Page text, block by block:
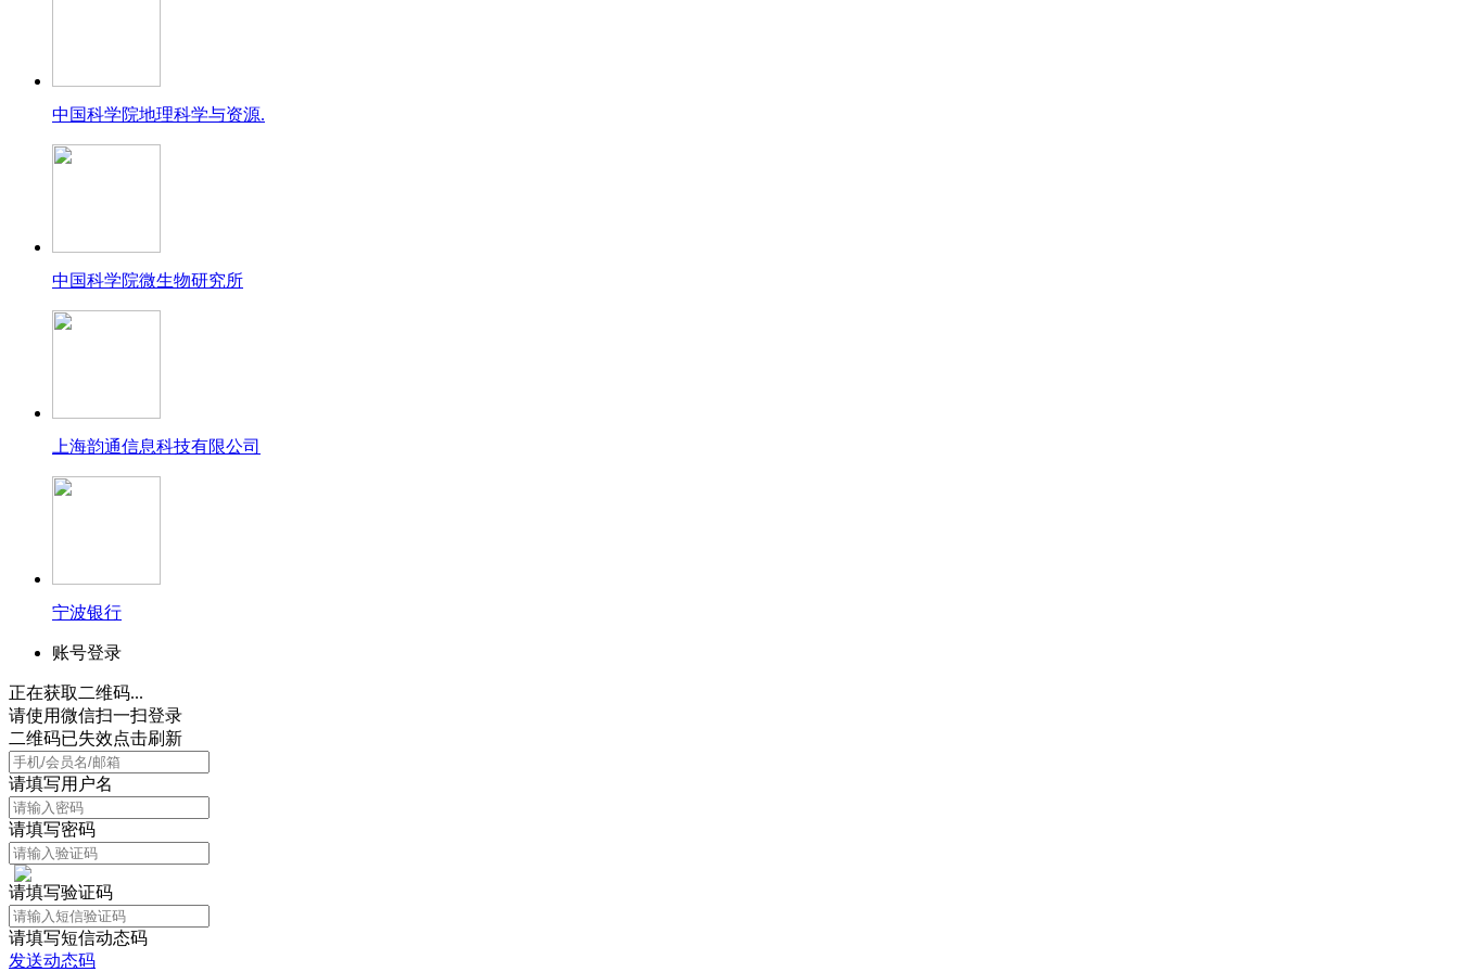
中国科学院地理科学与资源.
中国科学院微生物研究所
上海韵通信息科技有限公司
宁波银行
账号登录
正在获取二维码...
请使用微信扫一扫登录
二维码已失效点击刷新
请填写用户名
请填写密码
请填写验证码
请填写短信动态码
发送动态码